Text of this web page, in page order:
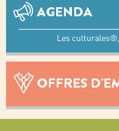
AGENDA
Les
OFFRES